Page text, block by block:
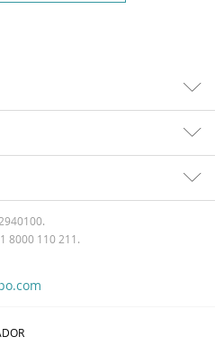
8000 110 211.